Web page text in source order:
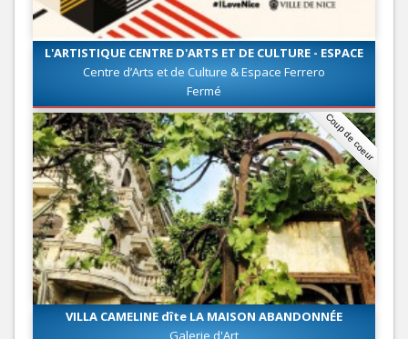
L'ARTISTIQUE CENTRE D'ARTS ET DE CULTURE - ESPACE
FERRERO
Centre d’Arts et de Culture & Espace Ferrero
Fermé
Coup de coeur
VILLA CAMELINE dîte LA MAISON ABANDONNÉE